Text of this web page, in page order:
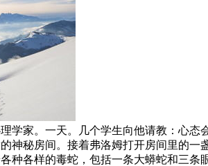
学家。一天。几个学生向他请教：心
神秘房间。接着弗洛姆打开房间里的
种各样的毒蛇，包括一条大蟒蛇和三条